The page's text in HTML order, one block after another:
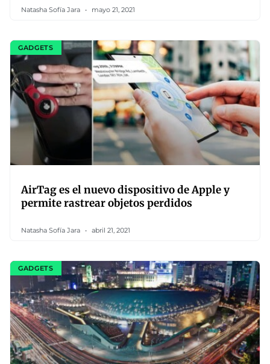
Natasha Sofía Jara mayo 21, 2021
GADGETS
AirTag es el nuevo dispositivo de Apple y
permite rastrear objetos perdidos
Natasha Sofía Jara abril 21, 2021
GADGETS